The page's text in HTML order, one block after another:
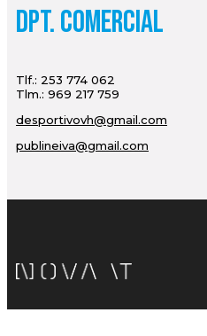
Dpt. Comercial
Tlf.: 253 774 062
Tlm.: 969 217 759
desportivovh@gmail.com
publineiva@gmail.com